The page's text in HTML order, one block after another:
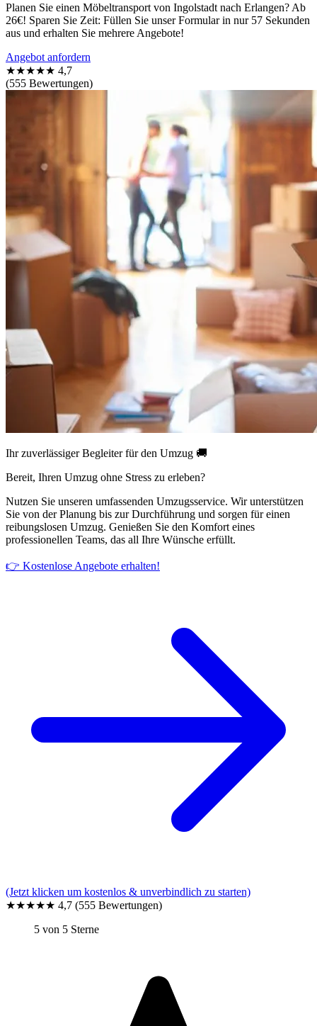
Planen Sie einen Möbeltransport von Ingolstadt nach Erlangen? Ab
26€! Sparen Sie Zeit: Füllen Sie unser Formular in nur 57 Sekunden
aus und erhalten Sie mehrere Angebote!
Angebot anfordern
★★★★★ 4,7
(555 Bewertungen)
Ihr zuverlässiger Begleiter für den Umzug 🚚
Bereit, Ihren Umzug ohne Stress zu erleben?
Nutzen Sie unseren umfassenden Umzugsservice. Wir unterstützen
Sie von der Planung bis zur Durchführung und sorgen für einen
reibungslosen Umzug. Genießen Sie den Komfort eines
professionellen Teams, das all Ihre Wünsche erfüllt.
👉 Kostenlose Angebote erhalten!
(Jetzt klicken um kostenlos & unverbindlich zu starten)
★★★★★ 4,7 (555 Bewertungen)
5 von 5 Sterne